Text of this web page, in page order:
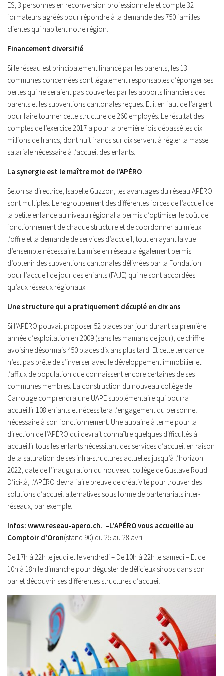
ES, 3 personnes en reconversion professionnelle et compte 32
formateurs agréés pour répondre à la demande des 750 familles
clientes qui habitent notre région.
Financement diversifié
Si le réseau est principalement financé par les parents, les 13
communes concernées sont légalement responsables d’éponger ses
pertes qui ne seraient pas couvertes par les apports financiers des
parents et les subventions cantonales reçues. Et il en faut de l’argent
pour faire tourner cette structure de 260 employés. Le résultat des
comptes de l’exercice 2017 a pour la première fois dépassé les dix
millions de francs, dont huit francs sur dix servent à régler la masse
salariale nécessaire à l’accueil des enfants.
La synergie est le maître mot de l’APÉRO
Selon sa directrice, Isabelle Guzzon, les avantages du réseau APÉRO
sont multiples. Le regroupement des différentes forces de l’accueil de
la petite enfance au niveau régional a permis d’optimiser le coût de
fonctionnement de chaque structure et de coordonner au mieux
l’offre et la demande de services d’accueil, tout en ayant la vue
d’ensemble nécessaire. La mise en réseau a également permis
d’obtenir des subventions cantonales délivrées par la Fondation
pour l’accueil de jour des enfants (FAJE) qui ne sont accordées
qu’aux réseaux régionaux.
Une structure qui a pratiquement décuplé en dix ans
Si l’APÉRO pouvait proposer 52 places par jour durant sa première
année d’exploitation en 2009 (sans les mamans de jour), ce chiffre
avoisine désormais 450 places dix ans plus tard. Et cette tendance
n’est pas prête de s’inverser avec le développement immobilier et
l’afflux de population que connaissent encore certaines de ses
communes membres. La construction du nouveau collège de
Carrouge comprendra une UAPE supplémentaire qui pourra
accueillir 108 enfants et nécessitera l’engagement du personnel
nécessaire à son fonctionnement. Une aubaine à terme pour la
direction de l’APÉRO qui devrait connaître quelques difficultés à
accueillir tous les enfants nécessitant des services d’accueil en raison
de la saturation de ses infra-structures actuelles jusqu’à l’horizon
2022, date de l’inauguration du nouveau collège de Gustave Roud.
D’ici-là, l’APÉRO devra faire preuve de créativité pour trouver des
solutions d’accueil alternatives sous forme de partenariats inter-
réseaux, par exemple.
Infos: www.reseau-apero.ch. –L’APÉRO vous accueille au
Comptoir d’Oron(stand 90) du 25 au 28 avril
De 17h à 22h le jeudi et le vendredi – De 10h à 22h le samedi – Et de
10h à 18h le dimanche pour déguster de délicieux sirops dans son
bar et découvrir ses différentes structures d’accueil